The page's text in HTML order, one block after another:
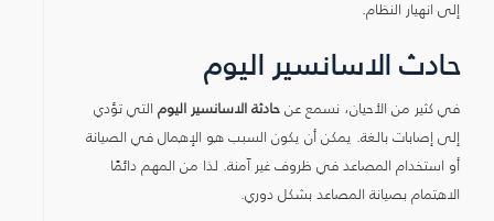
إلى انهيار النظام.
حادث الاسانسير اليوم
في كثير من الأحيان، نسمع عنحادثة الاسانسير اليوم التي تؤدي
إلى إصابات بالغة. يمكن أن يكون السبب هو الإهمال في الصيانة
أو استخدام المصاعد في ظروف غير آمنة. لذا من المهم دائمًا
الاهتمام بصيانة المصاعد بشكل دوري.